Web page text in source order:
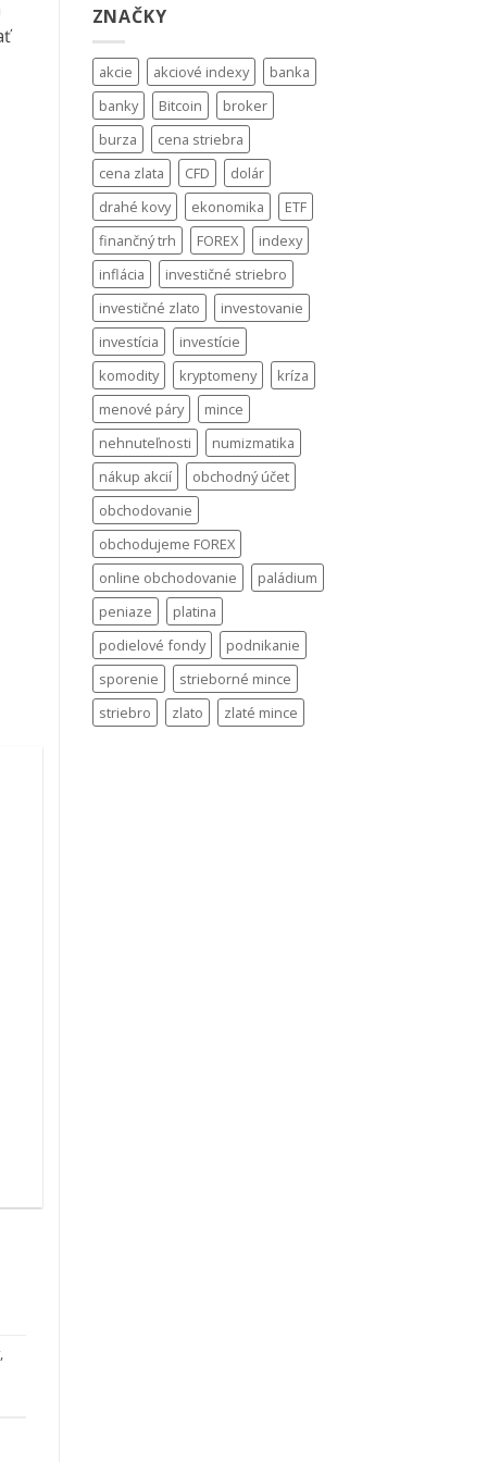
,
ZNAČKY
akcie akciové indexy
banka
banky
Bitcoin
broker
burza
cena striebra
cena zlata
CFD
dolár
drahé kovy
ekonomika
ETF
finančný trh
FOREX
indexy
inflácia
investičné striebro
investičné zlato
investovanie
investícia
investície
komodity
kryptomeny
kríza
menové páry
mince
nehnuteľnosti
numizmatika
nákup akcií
obchodný účet
obchodovanie
obchodujeme FOREX
online obchodovanie
paládium
peniaze
platina
podielové fondy
podnikanie
sporenie
strieborné mince
striebro
zlato zlaté mince